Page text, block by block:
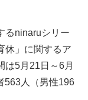
るninaruシリー
休」に関するア
は5月21日～6月
563人（男性196